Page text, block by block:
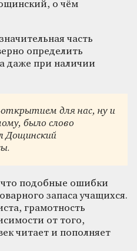
о чём
часть
определить
даже при наличии
для нас, ну и
было слово
Дощинский
что подобные ошибки
запаса учащихся.
грамотность
от того,
читает и пополняет